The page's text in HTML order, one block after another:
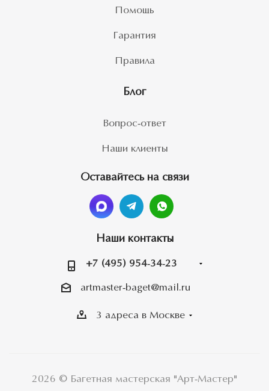
Помощь
Гарантия
Правила
Блог
Вопрос-ответ
Наши клиенты
Оставайтесь на связи
Наши контакты
+7 (495) 954-34-23
artmaster-baget@mail.ru
3 адреса в Москве
2026 © Багетная мастерская "Арт-Мастер"